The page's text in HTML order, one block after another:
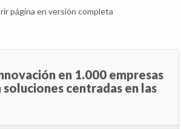
página en versión completa
en 1.000 empresas
centradas en las